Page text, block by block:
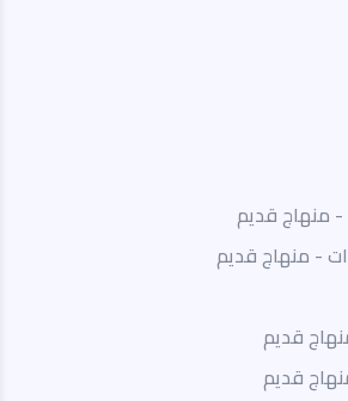
منهاج قديم
- منهاج قديم